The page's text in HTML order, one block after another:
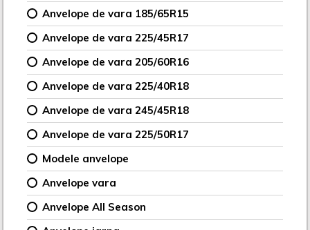
Anvelope de vara 185/65R15
Anvelope de vara 225/45R17
Anvelope de vara 205/60R16
Anvelope de vara 225/40R18
Anvelope de vara 245/45R18
Anvelope de vara 225/50R17
Modele anvelope
Anvelope vara
Anvelope All Season